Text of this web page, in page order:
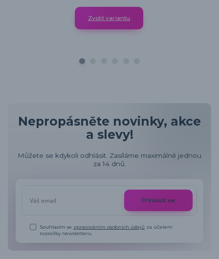
Zvolit variantu
Nepropásněte novinky, akce
a slevy!
Můžete se kdykoli odhlásit. Zasíláme maximálně jednou
za 14 dnů.
Přihlásit se
Souhlasím se zpracováním osobních údajů za účelem
rozesílky newsletteru.